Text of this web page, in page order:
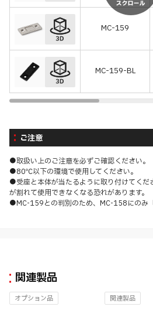
MC-159
MC-159-BL
ご注意
●取扱い上のご注意を必ずご確認ください。
●80℃以下の環境で使用してください。
●受座と本体が当たるように取り付けてくだ
が割れて使用できなくなる恐れがあります。
●MC-159との判別のため、MC-158にのみ「
関連製品
オプション品 関連製品